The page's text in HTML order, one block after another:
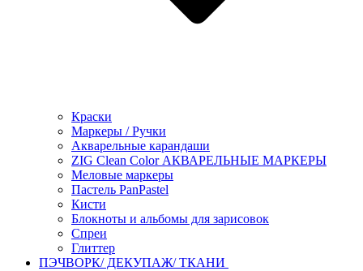
Краски
Маркеры / Ручки
Акварельные карандаши
ZIG Clean Color АКВАРЕЛЬНЫЕ МАРКЕРЫ
Меловые маркеры
Пастель PanPastel
Кисти
Блокноты и альбомы для зарисовок
Спреи
Глиттер
ПЭЧВОРК/ ДЕКУПАЖ/ ТКАНИ